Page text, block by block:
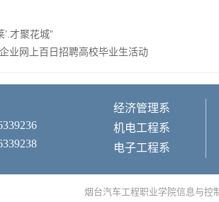
’.才聚花城”
业网上百日招聘高校毕业生活动
经济管理系
机电工程系
电子工程系
烟台汽车工程职业学院信息与